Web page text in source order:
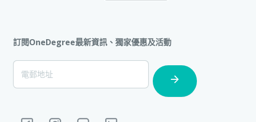
訂閱OneDegree最新資訊、獨家優惠及活動
[Footer]
Subscription
電郵地址